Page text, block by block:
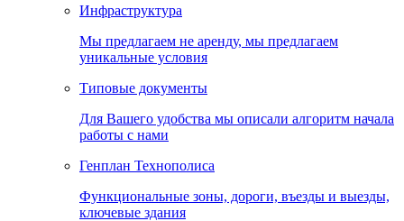
Инфраструктура
Мы предлагаем не аренду, мы предлагаем
уникальные условия
Типовые документы
Для Вашего удобства мы описали алгоритм начала
работы с нами
Генплан Технополиса
Функциональные зоны, дороги, въезды и выезды,
ключевые здания